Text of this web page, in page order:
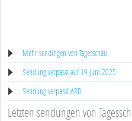
Mehr sendingen von Tagesschau
Sendung verpasst auf 19 Juni 2025
Sendung verpasst ARD
Letzten sendungen von